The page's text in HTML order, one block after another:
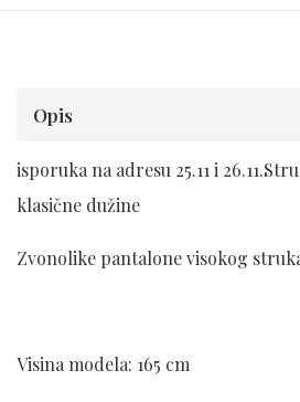
Opis
isporuka na adresu 25.11 i
klasične dužine
Zvonolike pantalone visokog
Visina modela: 165 cm